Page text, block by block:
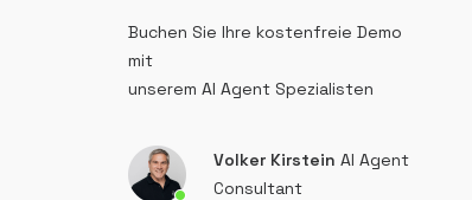
Buchen Sie Ihre kostenfreie Demo
mit
unserem AI Agent Spezialisten
Volker Kirstein AI Agent
Consultant